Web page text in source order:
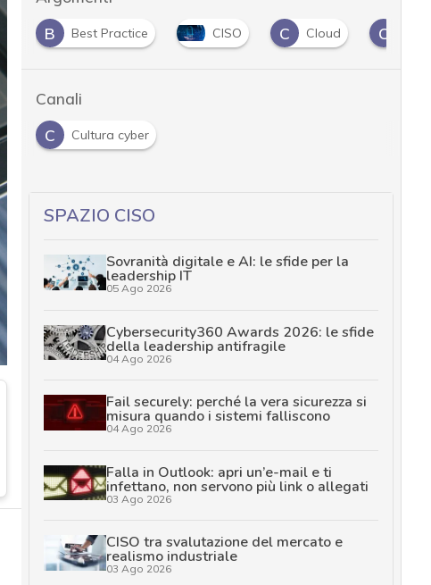
B Best Practice CISO C Cloud C
Canali
C
Cultura cyber
SPAZIO CISO
Sovranità digitale e AI: le sfide per la
leadership IT
05 Ago 2026
Cybersecurity360 Awards 2026: le sfide
della leadership antifragile
04 Ago 2026
Fail securely: perché la vera sicurezza si
misura quando i sistemi falliscono
04 Ago 2026
Falla in Outlook: apri un’e-mail e ti
infettano, non servono più link o allegati
03 Ago 2026
CISO tra svalutazione del mercato e
realismo industriale
03 Ago 2026